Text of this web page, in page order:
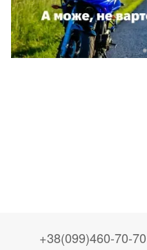
+38(099)460-70-70